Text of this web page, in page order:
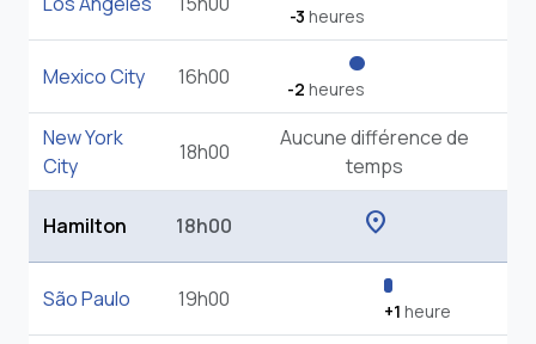
-3 heures
Mexico City 16h00 -2 heures
New York
City
18h00
Aucune différence de
temps
Hamilton 18h00 location_on
São Paulo 19h00 +1 heure